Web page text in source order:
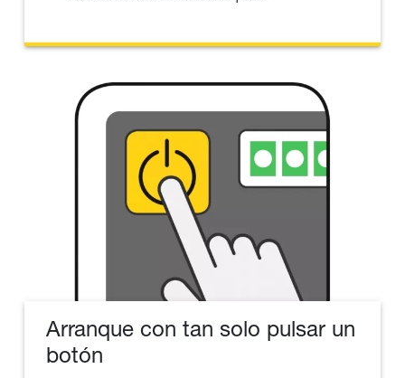
Arranque con tan solo pulsar un
botón